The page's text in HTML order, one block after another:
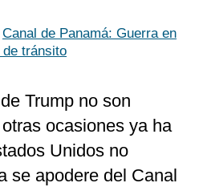
Canal de Panamá: Guerra en
de tránsito
Trump no son
ocasiones ya ha
Unidos no
se apodere del Canal